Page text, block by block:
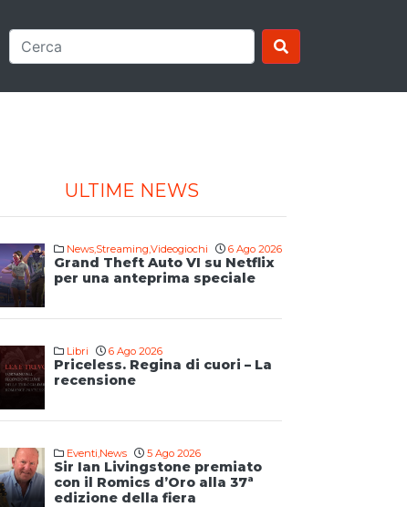
ULTIME NEWS
News,Streaming,Videogiochi 6 Ago 2026
Grand Theft Auto VI su Netflix
per una anteprima speciale
Libri 6 Ago 2026
Priceless. Regina di cuori – La
recensione
Eventi,News 5 Ago 2026
Sir Ian Livingstone premiato
con il Romics d’Oro alla 37ª
edizione della fiera